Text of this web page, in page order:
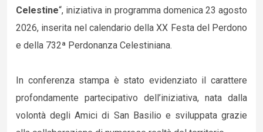
Celestine“, iniziativa in programma domenica 23 agosto
2026, inserita nel calendario della XX Festa del Perdono
e della 732ª Perdonanza Celestiniana.
In conferenza stampa è stato evidenziato il carattere
profondamente partecipativo dell’iniziativa, nata dalla
volontà degli Amici di San Basilio e sviluppata grazie